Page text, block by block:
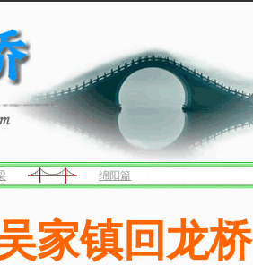
绵阳篇
家镇回龙桥